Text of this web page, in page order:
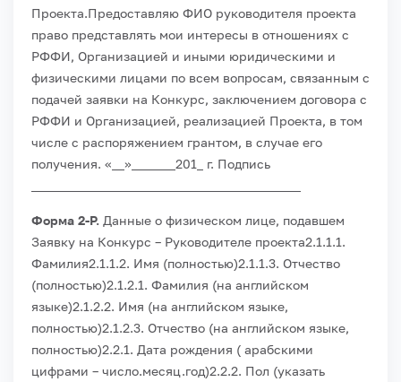
Проекта.Предоставляю ФИО руководителя проекта
право представлять мои интересы в отношениях с
РФФИ, Организацией и иными юридическими и
физическими лицами по всем вопросам, связанным с
подачей заявки на Конкурс, заключением договора с
РФФИ и Организацией, реализацией Проекта, в том
числе с распоряжением грантом, в случае его
получения. «__»_______201_ г. Подпись
Форма 2-Р. Данные о физическом лице, подавшем
Заявку на Конкурс – Руководителе проекта2.1.1.1.
Фамилия2.1.1.2. Имя (полностью)2.1.1.3. Отчество
(полностью)2.1.2.1. Фамилия (на английском
языке)2.1.2.2. Имя (на английском языке,
полностью)2.1.2.3. Отчество (на английском языке,
полностью)2.2.1. Дата рождения ( арабскими
цифрами – число.месяц.год)2.2.2. Пол (указать